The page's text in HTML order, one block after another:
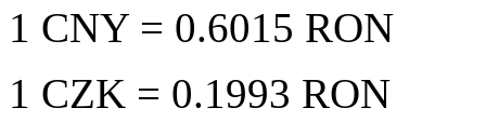
1 CNY= 0.6015 RON
1 CZK = 0.1993 RON